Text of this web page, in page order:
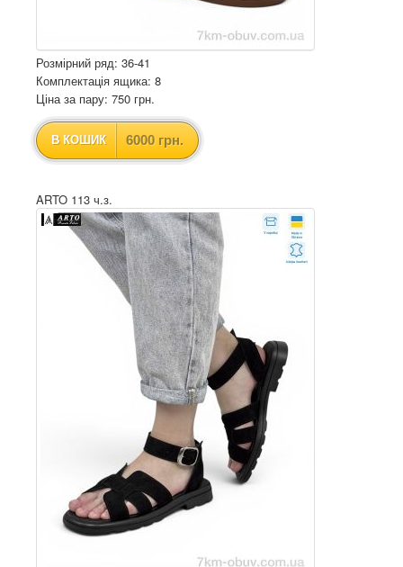
Розмірний ряд: 36-41
Комплектація ящика: 8
Ціна за пару: 750 грн.
В КОШИК 6000 грн.
ARTO 113 ч.з.